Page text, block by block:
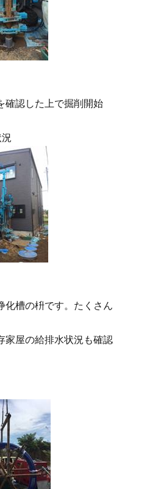
確認した上で掘削開始
化槽の枡です。たくさん
家屋の給排水状況も確認